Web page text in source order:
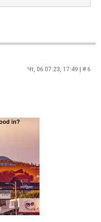
Чт, 06.07.23, 17:49 | # 6